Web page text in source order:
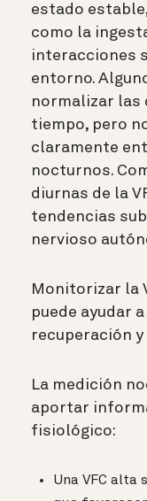
estado
como la
interacciones
entorno.
normalizar las
tiempo, pero
claramente
nocturnos.
diurnas de la
tendencias
nervioso
Monitorizar la
puede ayudar
recuperación
La medición
aportar
fisiológico:
Una VFC alta